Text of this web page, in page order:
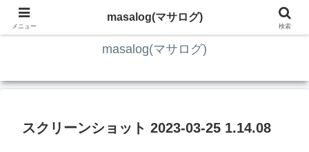
ITの知識4割・ガジェット4割・その他2割 の趣味ブログ
masalog(マサログ)
スクリーンショット 2023-03-25 1.14.08
メニュー
masalog(マサログ)
検索